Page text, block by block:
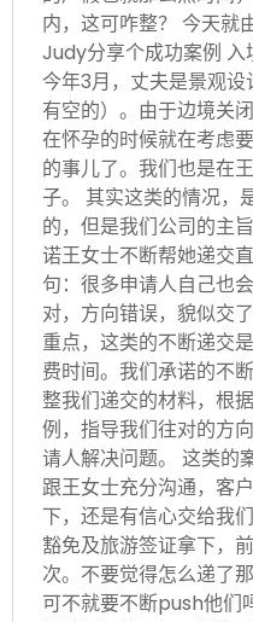
内，这可咋整？ 今天就
Judy分享个成功案例 入
今年3月，丈夫是景观
有空的）。由于边境关
在怀孕的时候就在考虑
的事儿了。我们也是在
子。 其实这类的情况，
的，但是我们公司的主
诺王女士不断帮她递交
句：很多申请人自己也
对，方向错误，貌似交
重点，这类的不断递交
费时间。我们承诺的不
整我们递交的材料，根
例，指导我们往对的方
请人解决问题。 这类的
跟王女士充分沟通，客
下，还是有信心交给我
豁免及旅游签证拿下，
次。不要觉得怎么递了
可不就要不断push他们